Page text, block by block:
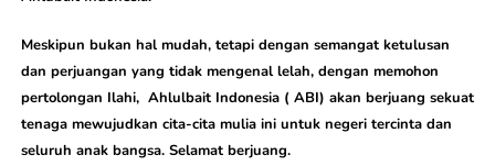
Meskipun bukan hal mudah, tetapi dengan semangat ketulusan
dan perjuangan yang tidak mengenal lelah, dengan memohon
pertolongan Ilahi, Ahlulbait Indonesia ( ABI) akan berjuang sekuat
tenaga mewujudkan cita-cita mulia ini untuk negeri tercinta dan
seluruh anak bangsa. Selamat berjuang.